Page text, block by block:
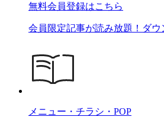
無料会員登録はこちら
会員限定記事が読み放題！ダ
メニュー・チラシ・POP